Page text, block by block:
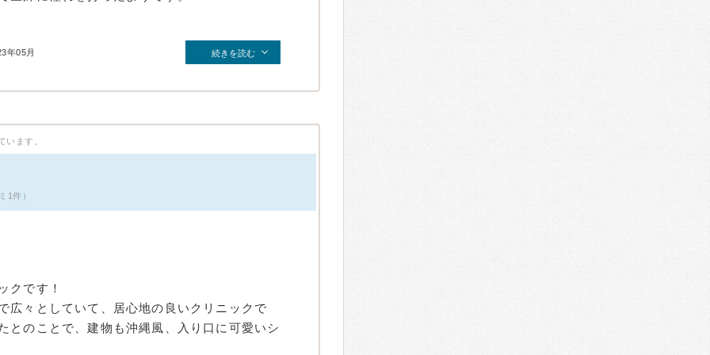
年05月 続きを読む
います。
1件）
クです！
広々としていて、居心地の良いクリニックで
とのことで、建物も沖縄風、入り口に可愛いシ